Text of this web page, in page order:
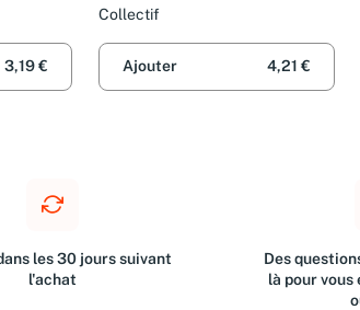
3,19 €
CM 1, CM 2
Collectif
Ajouter 4,21 €
les 30 jours suivant
l'achat
Des
là pour vous